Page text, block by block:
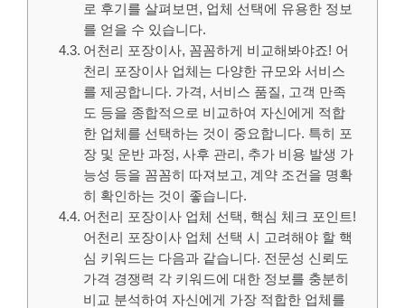
로 후기를 살펴보면, 업체 선택에 유용한 정보
를 얻을 수 있습니다.
어천리 포장이사, 꼼꼼하게 비교해봐야죠! 어
천리 포장이사 업체는 다양한 규모와 서비스
를 제공합니다. 가격, 서비스 품질, 고객 만족
도 등을 종합적으로 비교하여 자신에게 적합
한 업체를 선택하는 것이 중요합니다. 특히 포
장 및 운반 과정, 사후 관리, 추가 비용 발생 가
능성 등을 꼼꼼히 따져보고, 계약 조건을 명확
히 확인하는 것이 좋습니다.
어천리 포장이사 업체 선택, 핵심 체크 포인트!
어천리 포장이사 업체 선택 시 고려해야 할 핵
심 키워드는 다음과 같습니다. 전문성 신뢰도
가격 경쟁력 각 키워드에 대한 정보를 충분히
비교 분석하여 자신에게 가장 적합한 업체를